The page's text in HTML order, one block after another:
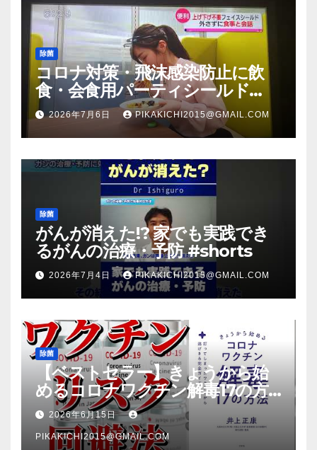
除菌
コロナ対策・飛沫感染防止に飲
食・会食用パーティシールド
（マスク会食代替品）ＦＢＣ福井
放送のＴＶ番組での紹介映像
2026年7月6日 PIKAKICHI2015@GMAIL.COM
除菌
がんが消えた!? 家でも実践でき
るがんの治療・予防 #shorts
2026年7月4日 PIKAKICHI2015@GMAIL.COM
除菌
【ベストセラー】きょうから始
めるコロナワクチン解毒17の方
法【本要約】
2026年6月15日
PIKAKICHI2015@GMAIL.COM